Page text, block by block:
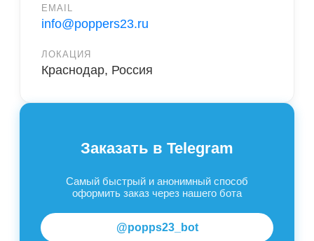
EMAIL
info@poppers23.ru
ЛОКАЦИЯ
Краснодар, Россия
Заказать в Telegram
Самый быстрый и анонимный способ
оформить заказ через нашего бота
@popps23_bot